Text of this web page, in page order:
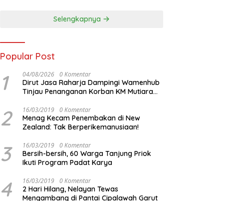
Selengkapnya
Popular Post
1 04/08/2026 0 Komentar
Dirut Jasa Raharja Dampingi Wamenhub
Tinjau Penanganan Korban KM Mutiara
2 16/03/2019 0 Komentar
Menag Kecam Penembakan di New
Zealand: Tak Berperikemanusiaan!
3 16/03/2019 0 Komentar
Bersih-bersih, 60 Warga Tanjung Priok
Ikuti Program Padat Karya
4 16/03/2019 0 Komentar
2 Hari Hilang, Nelayan Tewas
Mengambang di Pantai Cipalawah Garut